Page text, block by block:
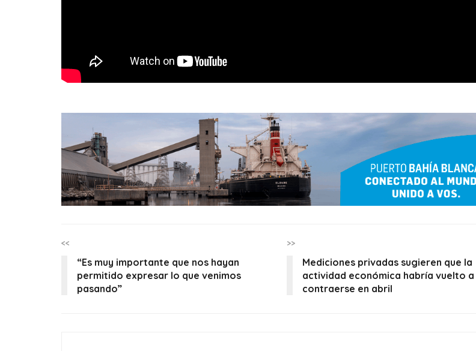
<<
“Es muy importante que nos hayan
permitido expresar lo que venimos
pasando”
>>
Mediciones privadas sugieren que la
actividad económica habría vuelto a
contraerse en abril